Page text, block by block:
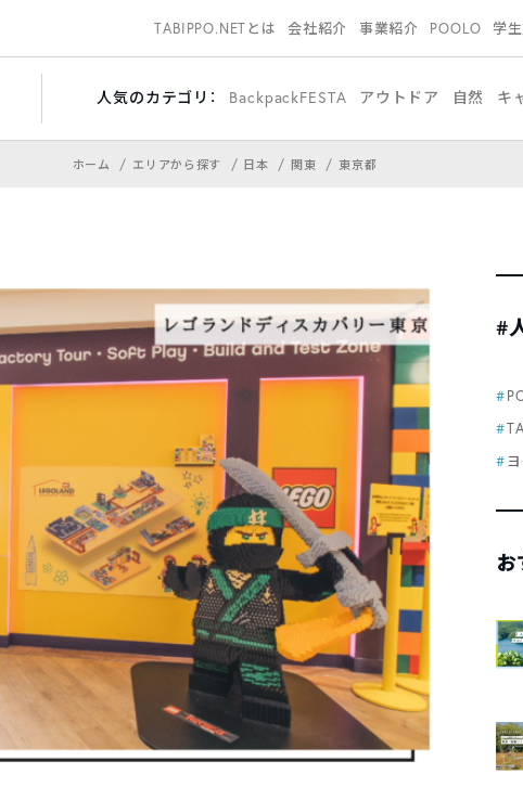
TABIPPO.NETとは 会社紹介 事業紹介 POOLO 学
人気のカテゴリ： BackpackFESTA アウトドア 自然 キ
ホーム エリアから探す 日本 関東 東京都
#
お